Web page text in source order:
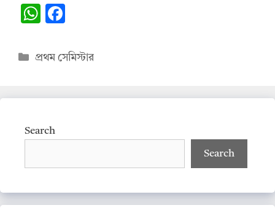
W
at
A
p
e
o
Categories
প্রথম সেমিস্টার
Search
Search